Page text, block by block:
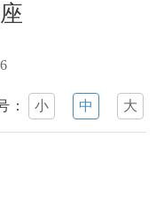
：小 中 大